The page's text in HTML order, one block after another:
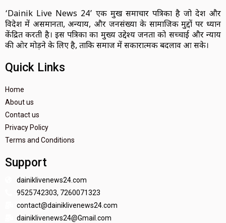
‘Dainik Live News 24’ एक प्रमुख समाचार पत्रिका है जो देश और
विदेश में असमानता, अन्याय, और जनसंख्या के सामाजिक मुद्दों पर ध्यान
केंद्रित करती है। इस पत्रिका का मुख्य उद्देश्य जनता को सच्चाई और न्याय
की ओर मोड़ने के लिए है, ताकि समाज में सकारात्मक बदलाव आ सके।
Quick Links
Home
About us
Contact us
Privacy Policy
Terms and Conditions
Support
dainiklivenews24.com
9525742303, 7260071323
contact@dainiklivenews24.com
dainiklivenews24@Gmail.com